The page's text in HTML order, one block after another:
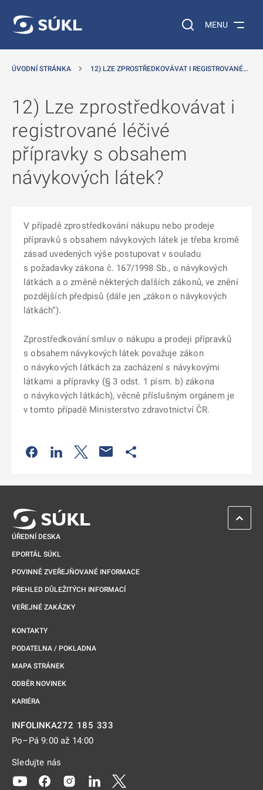
Vyhledávání na
MENU
ÚVODNÍ STRÁNKA 12) LZE ZPROSTŘEDKOVÁVAT I REGISTROVANÉ…
12) Lze zprostředkovávat i
registrované léčivé
přípravky s obsahem
návykových látek?
V případě zprostředkování nákupu nebo prodeje
přípravků s obsahem návykových látek je třeba kromě
zásad uvedených výše postupovat v souladu
s požadavky zákona č. 167/1998 Sb., o návykových
látkách a o změně některých dalších zákonů, ve znění
pozdějších předpisů (dále jen „zákon o návykových
látkách“).
Zprostředkování smluv o nákupu a prodeji přípravků
s obsahem návykových látek považuje zákon
o návykových látkách za zacházení s návykovými
látkami a přípravky (§ 3 odst. 1 písm. b) zákona
o návykových látkách), věcně příslušným orgánem je
v tomto případě Ministerstvo zdravotnictví ČR.
Odkaz se otevře na nové kartě
Odkaz se otevře na nové kartě
Odkaz se otevře na nové kartě
ÚŘEDNÍ DESKA
EPORTÁL SÚKL
POVINNĚ ZVEŘEJŇOVANÉ INFORMACE
PŘEHLED DŮLEŽITÝCH INFORMACÍ
VEŘEJNÉ ZAKÁZKY
KONTAKTY
PODATELNA / POKLADNA
MAPA STRÁNEK
ODBĚR NOVINEK
KARIÉRA
INFOLINKA272 185 333
Po–Pá 9:00 až 14:00
Sledujte nás
Odkaz se otevře na nové kartě
Odkaz se otevře na nové kartě
Odkaz se otevře na nové kartě
Odkaz se otevře na nové kartě
ZPĚT